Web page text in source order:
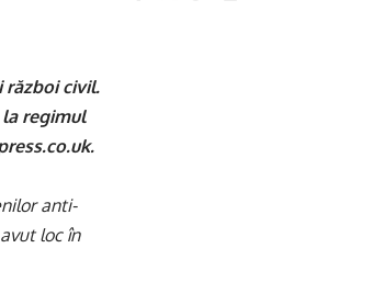
război civil.
regimul
anti-
loc în